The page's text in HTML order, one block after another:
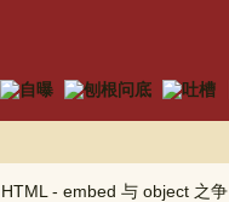
HTML - embed 与 object 之争